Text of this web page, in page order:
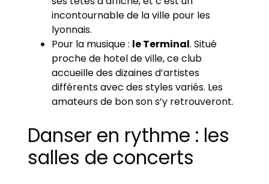
incontournable de la ville pour les
lyonnais.
Pour la musique : le Terminal. Situé
proche de hotel de ville, ce club
accueille des dizaines d’artistes
différents avec des styles variés. Les
amateurs de bon son s’y retrouveront.
Danser en rythme : les
salles de concerts